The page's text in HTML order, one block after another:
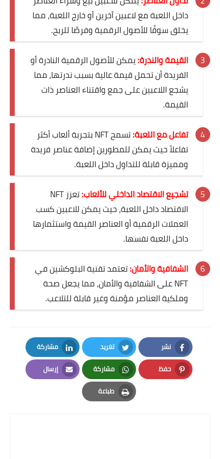
داخل اللعبة مع لاعبين آخرين أو خارج اللعبة، مما
يخلق سوقًا للأصول الرقمية وفرصًا للربح.
القيمة والندرة:يمكن للأصول الرقمية النادرة أو
الفريدة أن تحمل قيمة عالية بسبب ندرتها، مما
يشجع اللاعبين على جمع واقتناء العناصر ذات
القيمة.
تفاعل مع اللعبة:
تسمح NFT بتجربة ألعاب أكثر
تفاعلاً حيث يمكن للمطورين إضافة عناصر فريدة
ومميزة قابلة للتداول داخل اللعبة.
تشجيع الاقتصاد الداخلي للألعاب:
تعزز NFT
الاقتصاد داخل اللعبة، حيث يمكن للاعبين كسب
العملات الرقمية أو العناصر القيمة واستثمارها
داخل اللعبة نفسها.
الشفافية والأمان:تعتمد تقنية البلوكشين في
NFT على الشفافية والأمان، مما يجعل صحة
وملكية العناصر مؤمنة وغير قابلة للتلاعب.
نشر
Facebook
تغريد
Twitter
مشاركة
LinkedIn
حفظ
Pinterest
مشاركة
Whatsapp
إرسال
Email
طباعة
Print